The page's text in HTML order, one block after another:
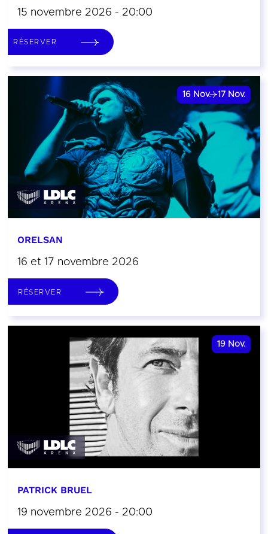
15 novembre 2026 - 20:00
RÉSERVER
16 Nov. 17 Nov.
ORELSAN
16 et 17 novembre 2026
RÉSERVER
19 Nov.
PATRICK BRUEL
19 novembre 2026 - 20:00